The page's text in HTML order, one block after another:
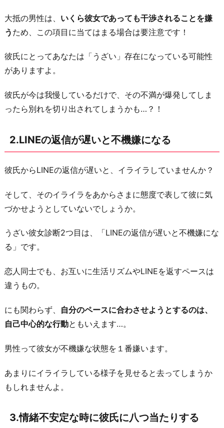
機
嫌
な
る
3.
情
不
な
時
に
氏
に
つ
当
り
す
彼
氏
仕
大抵の男性は、 いくら彼女であっても干渉されることを嫌
う ため、この項目に当てはまる場合は要注意です！
彼氏にとってあなたは「うざい」存在になっている可能性
がありますよ。
彼氏が今は我慢しているだけで、その不満が爆発してしま
ったら別れを切り出されてしまうかも…？！
2.LINEの返信が遅いと不機嫌になる
彼氏からLINEの返信が遅いと、イライラしていませんか？
そして、そのイライラをあからさまに態度で表して彼に気
づかせようとしていないでしょうか。
うざい彼女診断2つ目は、「LINEの返信が遅いと不機嫌にな
る」です。
恋人同士でも、お互いに生活リズムやLINEを返すペースは
違うもの。
にも関わらず、 自分のペースに合わさせようとするのは、
自己中心的な行動ともいえます…。
男性って彼女が不機嫌な状態を１番嫌います。
あまりにイライラしている様子を見せると去ってしまうか
もしれませんよ。
3.情緒不安定な時に彼氏に八つ当たりする